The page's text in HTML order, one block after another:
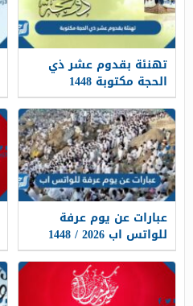
تهنئة بقدوم عشر ذي
الحجة مكتوبة 1448
عبارات عن يوم عرفة
للواتس اب 2026 / 1448